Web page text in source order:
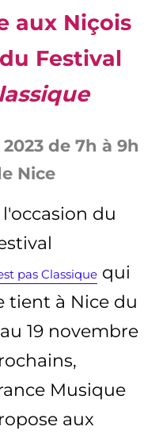
aux Niçois
Festival
de 7h à 9h
Nice
l'occasion du
pas Classique qui
tient à Nice du
19 novembre
,
Musique
aux